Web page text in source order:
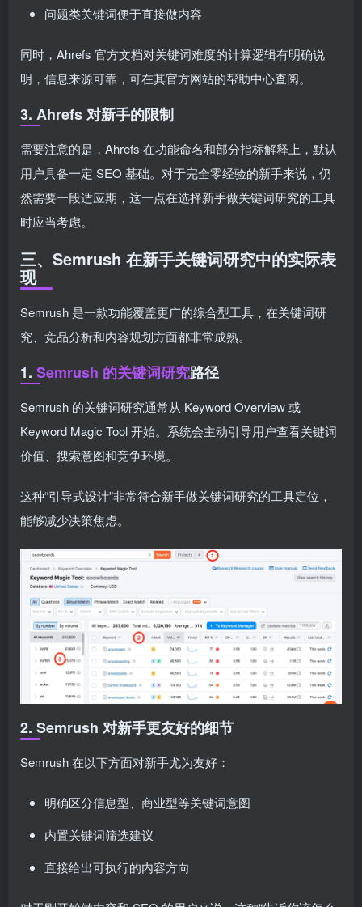
问题类关键词便于直接做内容
同时，Ahrefs 官方文档对关键词难度的计算逻辑有明确说
明，信息来源可靠，可在其官方网站的帮助中心查阅。
3. Ahrefs 对新手的限制
需要注意的是，Ahrefs 在功能命名和部分指标解释上，默认
用户具备一定 SEO 基础。对于完全零经验的新手来说，仍
然需要一段适应期，这一点在选择新手做关键词研究的工具
时应当考虑。
三、Semrush 在新手关键词研究中的实际表
现
Semrush 是一款功能覆盖更广的综合型工具，在关键词研
究、竞品分析和内容规划方面都非常成熟。
1. Semrush 的关键词研究路径
Semrush 的关键词研究通常从 Keyword Overview 或
Keyword Magic Tool 开始。系统会主动引导用户查看关键词
价值、搜索意图和竞争环境。
这种“引导式设计”非常符合新手做关键词研究的工具定位，
能够减少决策焦虑。
2. Semrush 对新手更友好的细节
Semrush 在以下方面对新手尤为友好：
明确区分信息型、商业型等关键词意图
内置关键词筛选建议
直接给出可执行的内容方向